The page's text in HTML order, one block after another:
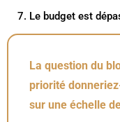
7. Le budget est
La question du
priorité
sur une échelle